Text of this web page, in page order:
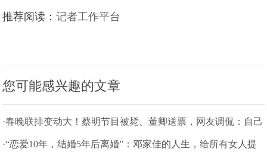
推荐阅读：记者工作平台
您可能感兴趣的文章
·春晚联排变动大！蔡明节目被毙、董卿送票，网友调侃：自己
留着用
·“恋爱10年，结婚5年后离婚”：邓家佳的人生，给所有女人提